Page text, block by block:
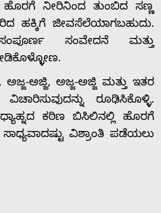
ನೀರಿನಿಂದ ತುಂಬಿದ ಸಣ್ಣ
ಹಕ್ಕಿಗೆ ಜೀವಸೆಲೆಯಾಗಬಹುದು.
ಸಂವೇದನೆ ಮತ್ತು
ಅಜ್ಜಿ, ಅಜ್ಜ-ಅಜ್ಜಿ ಮತ್ತು ಇತರ
ರೂಢಿಸಿಕೊಳ್ಳಿ.
ಕಠಿಣ ಬಿಸಿಲಿನಲ್ಲಿ ಹೊರಗೆ
ವಿಶ್ರಾಂತಿ ಪಡೆಯಲು